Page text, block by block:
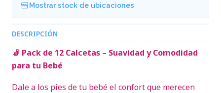
Mostrar stock de ubicaciones
DESCRIPCIÓN
🧦 Pack de 12 Calcetas – Suavidad y Comodidad
para tu Bebé
Dale a los pies de tu bebé el confort que merecen